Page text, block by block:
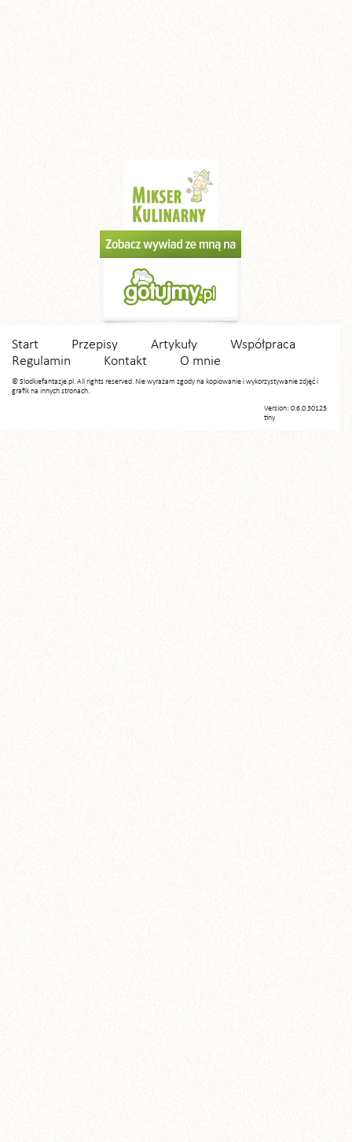
Start Przepisy Artykuły
Współpraca
Regulamin
Kontakt O mnie
© Slodkiefantazje.pl. All rights reserved. Nie wyrażam zgody na kopiowanie i wykorzystywanie zdjęć i
grafik na innych stronach.
Version: 0.6.0.30125
tiny